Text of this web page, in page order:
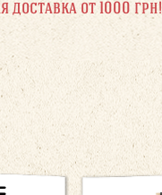
доставка от 1000 грн!